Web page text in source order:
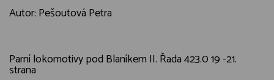
Autor: Pešoutová Petra
Parní lokomotivy pod Blaníkem II. Řada 423.0 19 -21.
strana